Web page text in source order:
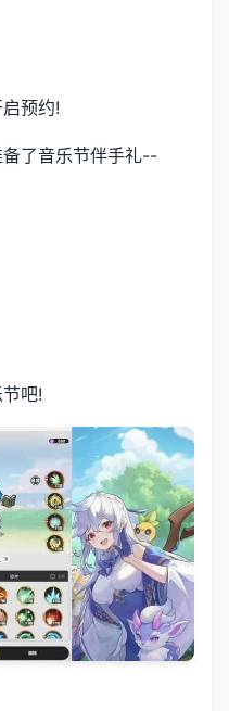
预约!
了音乐节伴手礼--
吧!